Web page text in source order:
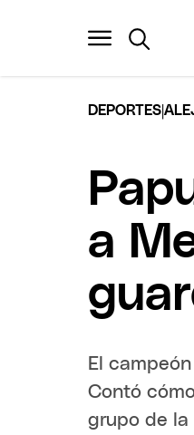
DEPORTES|
a
El
Contó
grupo de la